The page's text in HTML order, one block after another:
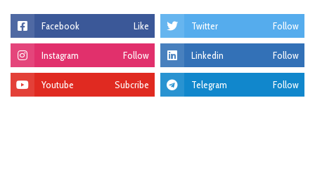
Facebook Like Twitter Follow
Instagram Follow Linkedin Follow
Youtube Subcribe Telegram Follow